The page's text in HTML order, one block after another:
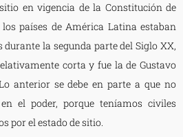
en vigencia de la Constitución de
países de América Latina estaban
la segunda parte del Siglo XX,
corta y fue la de Gustavo
anterior se debe en parte a que no
el poder, porque teníamos civiles
por el estado de sitio.